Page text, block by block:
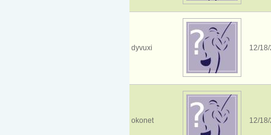
dyvuxi 12/
okonet 12/